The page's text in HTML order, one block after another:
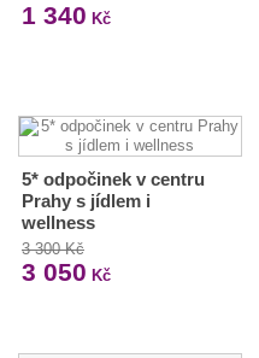
1 340 Kč
5* odpočinek v centru
Prahy s jídlem i
wellness
3 300 Kč
3 050 Kč